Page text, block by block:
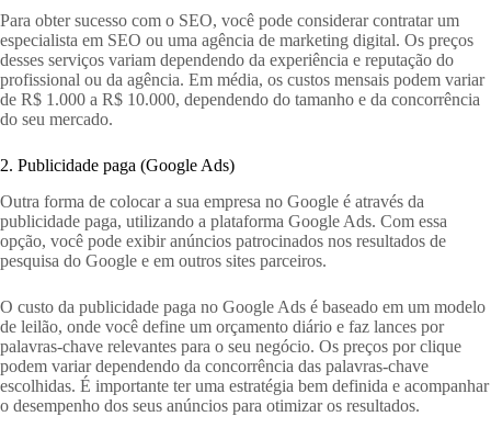
Para obter sucesso com o SEO, você pode considerar contratar um
especialista em SEO ou uma agência de marketing digital. Os preços
desses serviços variam dependendo da experiência e reputação do
profissional ou da agência. Em média, os custos mensais podem variar
de R$ 1.000 a R$ 10.000, dependendo do tamanho e da concorrência
do seu mercado.
2. Publicidade paga (Google Ads)
Outra forma de colocar a sua empresa no Google é através da
publicidade paga, utilizando a plataforma Google Ads. Com essa
opção, você pode exibir anúncios patrocinados nos resultados de
pesquisa do Google e em outros sites parceiros.
O custo da publicidade paga no Google Ads é baseado em um modelo
de leilão, onde você define um orçamento diário e faz lances por
palavras-chave relevantes para o seu negócio. Os preços por clique
podem variar dependendo da concorrência das palavras-chave
escolhidas. É importante ter uma estratégia bem definida e acompanhar
o desempenho dos seus anúncios para otimizar os resultados.